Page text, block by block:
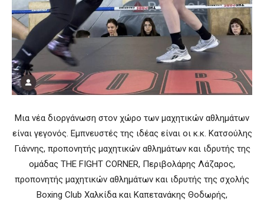
Μια νέα διοργάνωση στον χώρο των μαχητικών αθλημάτων
είναι γεγονός. Εμπνευστές της ιδέας είναι οι κ.κ. Κατσούλης
Γιάννης, προπονητής μαχητικών αθλημάτων και ιδρυτής της
ομάδας THE FIGHT CORNER, Περιβολάρης Λάζαρος,
προπονητής μαχητικών αθλημάτων και ιδρυτής της σχολής
Boxing Club Χαλκίδα και Καπετανάκης Θοδωρής,